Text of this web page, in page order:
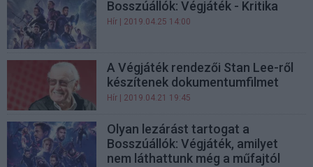
Bosszúállók: Végjáték - Kritika
Hír | 2019.04.25 14:00
A Végjáték rendezői Stan Lee-ről
készítenek dokumentumfilmet
Hír | 2019.04.21 19:45
Olyan lezárást tartogat a
Bosszúállók: Végjáték, amilyet
nem láthattunk még a műfajtól